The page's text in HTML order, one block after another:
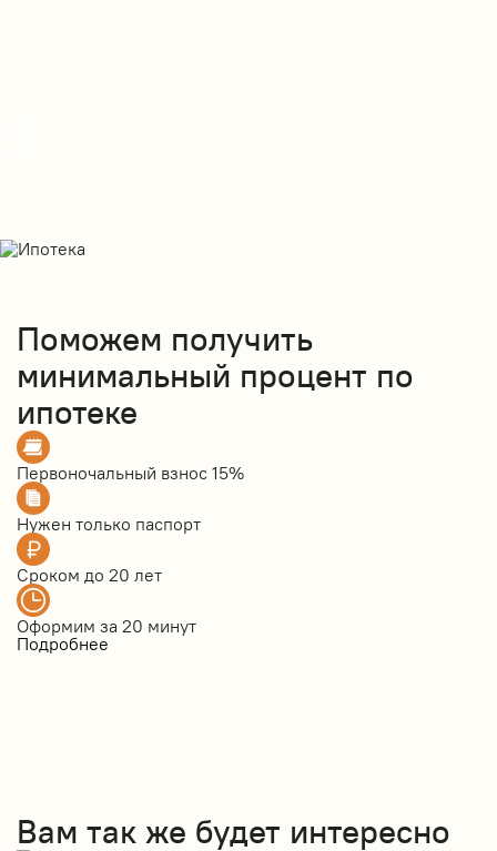
Поможем получить
минимальный процент по
ипотеке
Первоночальный взнос 15%
Нужен только паспорт
Сроком до 20 лет
Оформим за 20 минут
Подробнее
Вам так же будет интересно